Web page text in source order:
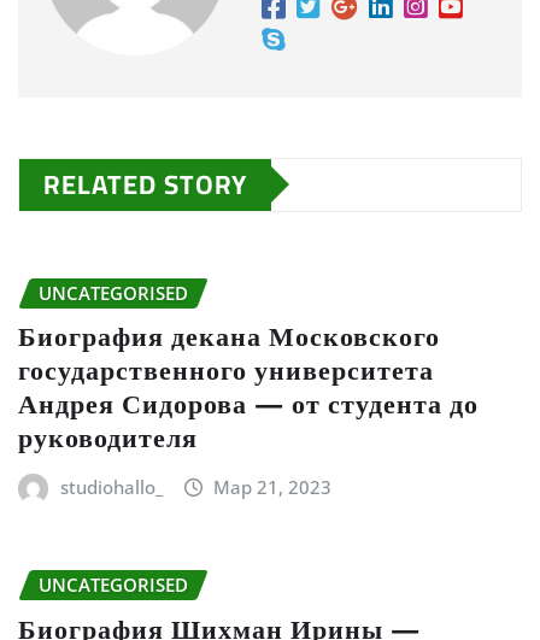
RELATED STORY
UNCATEGORISED
Биография декана Московского
государственного университета
Андрея Сидорова — от студента до
руководителя
studiohallo_ Мар 21, 2023
UNCATEGORISED
Биография Шихман Ирины —